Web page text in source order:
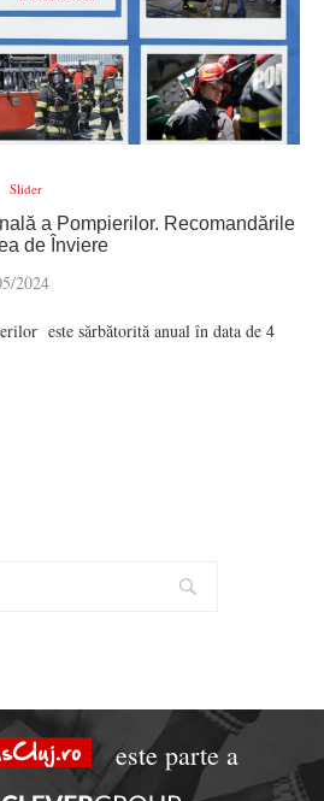
Slider
a Pompierilor. Recomandările
de Înviere
2024
este sărbătorită anual în data de 4
este parte a